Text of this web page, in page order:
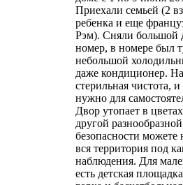
Приехали семьей (2
ребенка и еще
Рэм). Сняли большой
номер, в номере был
небольшой
даже кондиционер.
стерильная чистота, и
нужно для
Двор утопает в
другой
безопасности можете
вся территория под
наблюдения. Для
есть детская